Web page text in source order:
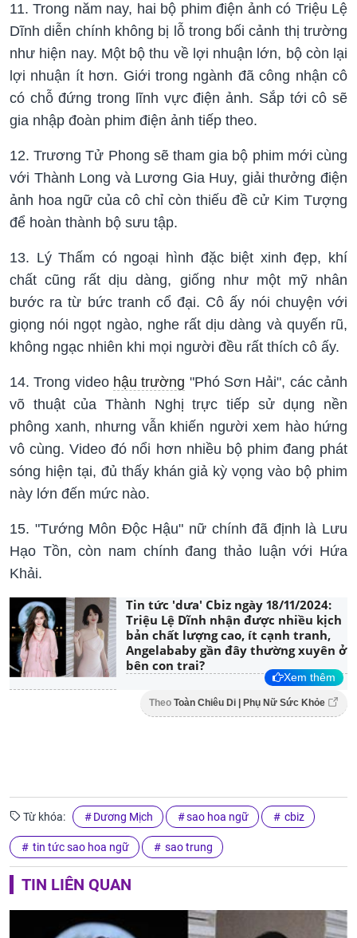
11. Trong năm nay, hai bộ phim điện ảnh có Triệu Lệ
Dĩnh diễn chính không bị lỗ trong bối cảnh thị trường
như hiện nay. Một bộ thu về lợi nhuận lớn, bộ còn lại
lợi nhuận ít hơn. Giới trong ngành đã công nhận cô
có chỗ đứng trong lĩnh vực điện ảnh. Sắp tới cô sẽ
gia nhập đoàn phim điện ảnh tiếp theo.
12. Trương Tử Phong sẽ tham gia bộ phim mới cùng
với Thành Long và Lương Gia Huy, giải thưởng điện
ảnh hoa ngữ của cô chỉ còn thiếu đề cử Kim Tượng
để hoàn thành bộ sưu tập.
13. Lý Thấm có ngoại hình đặc biệt xinh đẹp, khí
chất cũng rất dịu dàng, giống như một mỹ nhân
bước ra từ bức tranh cổ đại. Cô ấy nói chuyện với
giọng nói ngọt ngào, nghe rất dịu dàng và quyến rũ,
không ngạc nhiên khi mọi người đều rất thích cô ấy.
14. Trong video hậu trường "Phó Sơn Hải", các cảnh
võ thuật của Thành Nghị trực tiếp sử dụng nền
phông xanh, nhưng vẫn khiến người xem hào hứng
vô cùng. Video đó nổi hơn nhiều bộ phim đang phát
sóng hiện tại, đủ thấy khán giả kỳ vọng vào bộ phim
này lớn đến mức nào.
15. "Tướng Môn Độc Hậu" nữ chính đã định là Lưu
Hạo Tồn, còn nam chính đang thảo luận với Hứa
Khải.
Tin tức 'dưa' Cbiz ngày 18/11/2024:
Triệu Lệ Dĩnh nhận được nhiều kịch
bản chất lượng cao, ít cạnh tranh,
Angelababy gần đây thường xuyên ở
bên con trai?
Xem thêm
Theo Toàn Chiêu Di | Phụ Nữ Sức Khỏe
Từ khóa: Dương Mịch sao hoa ngữ cbiz
tin tức sao hoa ngữ sao trung
TIN LIÊN QUAN